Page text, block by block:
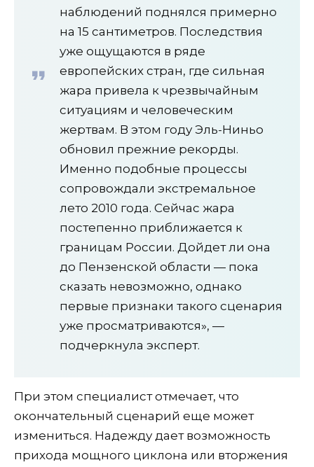
наблюдений поднялся примерно
на 15 сантиметров. Последствия
уже ощущаются в ряде
европейских стран, где сильная
жара привела к чрезвычайным
ситуациям и человеческим
жертвам. В этом году Эль-Ниньо
обновил прежние рекорды.
Именно подобные процессы
сопровождали экстремальное
лето 2010 года. Сейчас жара
постепенно приближается к
границам России. Дойдет ли она
до Пензенской области — пока
сказать невозможно, однако
первые признаки такого сценария
уже просматриваются», —
подчеркнула эксперт.
При этом специалист отмечает, что
окончательный сценарий еще может
измениться. Надежду дает возможность
прихода мощного циклона или вторжения